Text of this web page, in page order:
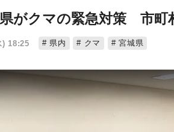
がクマの緊急対策 市町
) 18:25 県内 クマ 宮城県